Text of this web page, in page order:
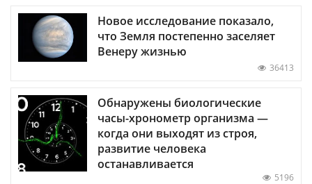
Новое исследование показало,
что Земля постепенно заселяет
Венеру жизнью
36413
Обнаружены биологические
часы-хронометр организма —
когда они выходят из строя,
развитие человека
останавливается
5196